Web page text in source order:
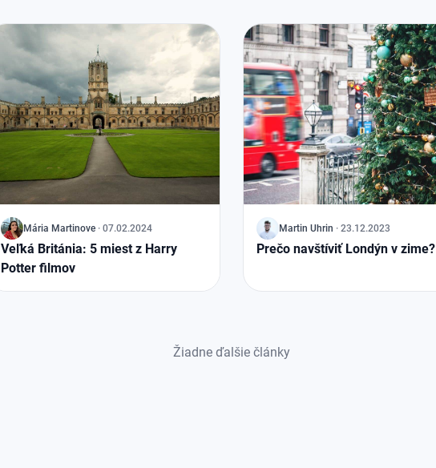
J Mária Martinove · 07.02.2024
Veľká Británia: 5 miest z Harry
Potter filmov
J Martin Uhrin · 23.12.2023
Prečo navštíviť Londýn v zime?
Žiadne ďalšie články